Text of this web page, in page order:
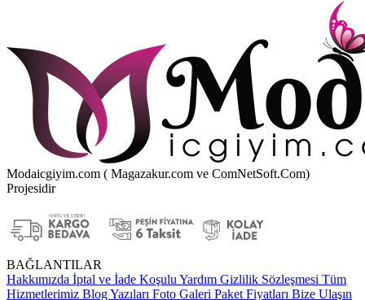
Modaicgiyim.com ( Magazakur.com ve ComNetSoft.Com)
Projesidir
BAĞLANTILAR
Hakkımızda İptal ve İade Koşulu Yardım Gizlilik Sözleşmesi Tüm
Hizmetlerimiz Blog Yazıları Foto Galeri Paket Fiyatları Bize Ulaşın